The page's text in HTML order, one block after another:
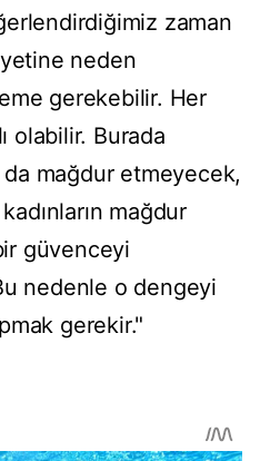
zaman
neden
gerekebilir. Her
olabilir. Burada
da mağdur etmeyecek,
mağdur
güvenceyi
nedenle o dengeyi
gerekir."